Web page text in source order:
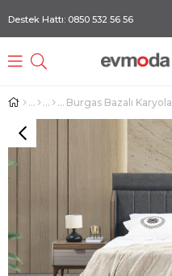
Destek Hattı: 0850 532 56 56
Burgas Bazalı Karyola